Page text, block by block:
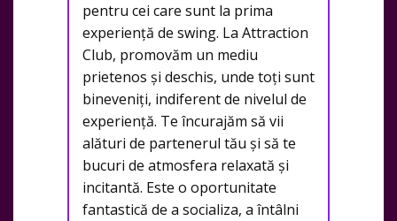
pentru cei care sunt la prima
experiență de swing. La Attraction
Club, promovăm un mediu
prietenos și deschis, unde toți sunt
bineveniți, indiferent de nivelul de
experiență. Te încurajăm să vii
alături de partenerul tău și să te
bucuri de atmosfera relaxată și
incitantă. Este o oportunitate
fantastică de a socializa, a întâlni